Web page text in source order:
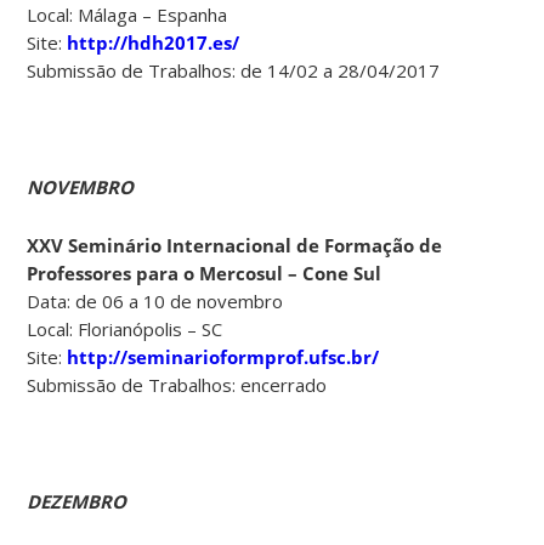
Local: Málaga – Espanha
Site: http://hdh2017.es/
Submissão de Trabalhos: de 14/02 a 28/04/2017
NOVEMBRO
XXV Seminário Internacional de Formação de
Professores para o Mercosul – Cone Sul
Data: de 06 a 10 de novembro
Local: Florianópolis – SC
Site: http://seminarioformprof.ufsc.br/
Submissão de Trabalhos: encerrado
DEZEMBRO